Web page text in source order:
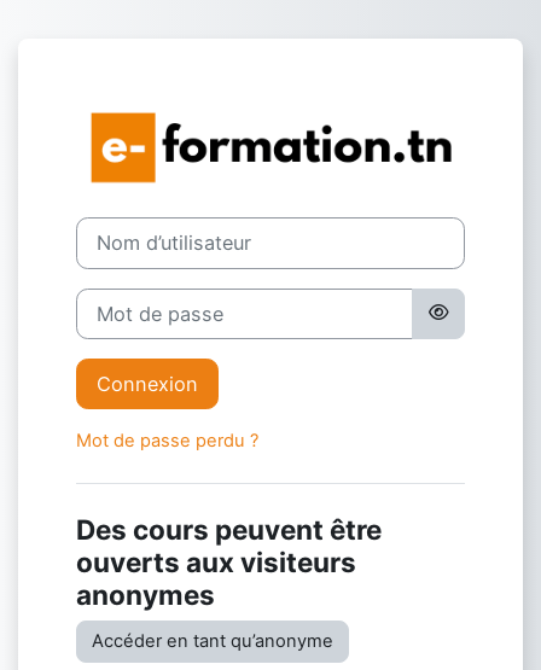
Connexion à
Nom d’utilisateur
Mot de passe
Connexion
Mot de passe perdu ?
Des cours peuvent être
ouverts aux visiteurs
anonymes
Accéder en tant qu’anonyme